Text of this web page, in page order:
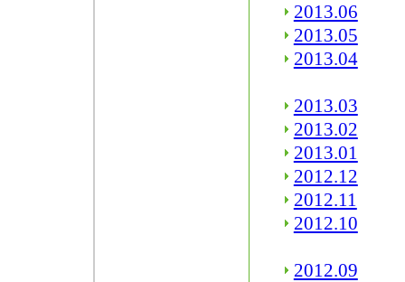
2013.06
2013.05
2013.04
2013.03
2013.02
2013.01
2012.12
2012.11
2012.10
2012.09